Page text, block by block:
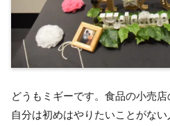
どうもミギーです。食品の小売店
自分は初めはやりたいことがな